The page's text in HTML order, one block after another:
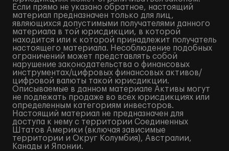
Если прямо не указано обратное, настоящий
материал предназначен только для лиц,
являющихся допустимыми получателями данного
материала в той юрисдикции, в которой
находится или к которой принадлежит получатель
настоящего материала. Несоблюдение подобных
ограничений может представлять собой
нарушение законодательства о финансовых
инструментах/цифровых финансовых активов/
цифровой валюты такой юрисдикции.
Описываемые в данном материале Активы могут
не подлежать продаже во всех юрисдикциях или
определенным категориям инвесторов.
Настоящий материал не предназначен для
доступа к нему с территории Соединенных
Штатов Америки (включая зависимые
территории и Округ Колумбия), Австралии,
Канады и Японии.